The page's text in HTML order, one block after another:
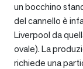
un bocchino
del cannello è
Liverpool da
ovale). La
richiede una